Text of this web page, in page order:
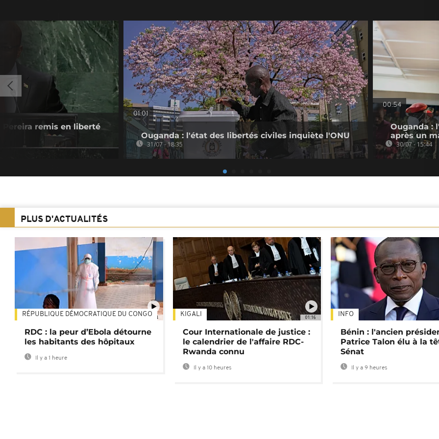
Pereira remis en liberté
01:01
Ouganda : l'état des libertés civiles inquiète l'ONU
31/07 - 18:35
00:54
Ouganda :
après un
30/07 - 15:44
PLUS D'ACTUALITÉS
01:34
RÉPUBLIQUE DÉMOCRATIQUE DU CONGO
RDC : la peur d’Ebola détourne
les habitants des hôpitaux
Il y a 1 heure
01:16
KIGALI
Cour Internationale de justice :
le calendrier de l'affaire RDC-
Rwanda connu
Il y a 10 heures
INFO
Bénin : l'ancien
Patrice Talon élu à la
Sénat
Il y a 9 heures